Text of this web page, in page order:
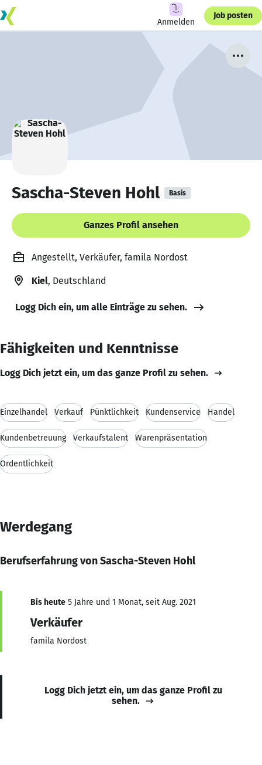
Anmelden
Job posten
Sascha-Steven Hohl Basis
Ganzes Profil ansehen
Angestellt, Verkäufer, famila Nordost
Kiel, Deutschland
Logg Dich ein, um alle Einträge zu sehen.
Fähigkeiten und Kenntnisse
Logg Dich jetzt ein, um das ganze Profil zu sehen.
Einzelhandel Verkauf Pünktlichkeit Kundenservice Handel
Kundenbetreuung Verkaufstalent Warenpräsentation
Ordentlichkeit
Werdegang
Berufserfahrung von Sascha-Steven Hohl
Bis heute 5 Jahre und 1 Monat, seit Aug. 2021
Verkäufer
famila Nordost
Logg Dich jetzt ein, um das ganze Profil zu
sehen.